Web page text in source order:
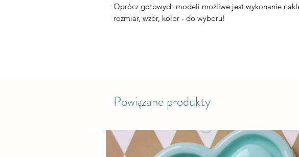
Oprócz gotowych modeli możliwe jest wykonanie
rozmiar, wzór, kolor - do wyboru!
Powiązane produkty